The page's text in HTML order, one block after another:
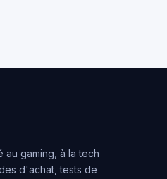
gaming, à la tech
d'achat, tests de